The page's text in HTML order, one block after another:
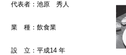
代表者：池原 秀人
業 種：飲食業
設 立：平成14 年